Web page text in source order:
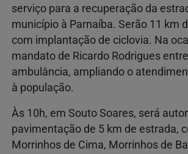
serviço para a recuperação da
município à Parnaíba. Serão 11 km
com implantação de ciclovia. Na
mandato de Ricardo Rodrigues
ambulância, ampliando o
à população.
Às 10h, em Souto Soares, será
pavimentação de 5 km de estrada,
Morrinhos de Cima, Morrinhos de